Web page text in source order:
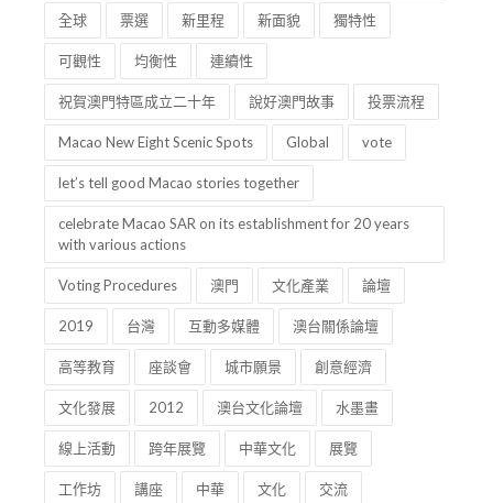
全球 票選 新里程 新面貌 獨特性
可觀性 均衡性 連續性
祝賀澳門特區成立二十年 說好澳門故事 投票流程
Macao New Eight Scenic Spots Global vote
let’s tell good Macao stories together
celebrate Macao SAR on its establishment for 20 years
with various actions
Voting Procedures 澳門 文化產業 論壇
2019 台灣 互動多媒體 澳台關係論壇
高等教育 座談會 城市願景 創意經濟
文化發展 2012 澳台文化論壇 水墨畫
線上活動 跨年展覽 中華文化 展覽
工作坊 講座 中華 文化 交流